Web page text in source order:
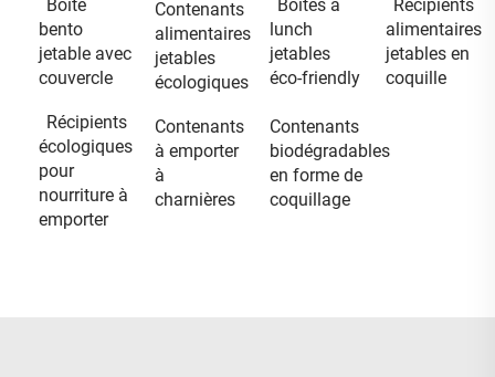
Boîte
bento
jetable avec
couvercle
Contenants
alimentaires
jetables
écologiques
Boîtes à
lunch
jetables
éco-friendly
Récipients
alimentaires
jetables en
coquille
Récipients
écologiques
pour
nourriture à
emporter
Contenants
à emporter
à
charnières
Contenants
biodégradables
en forme de
coquillage